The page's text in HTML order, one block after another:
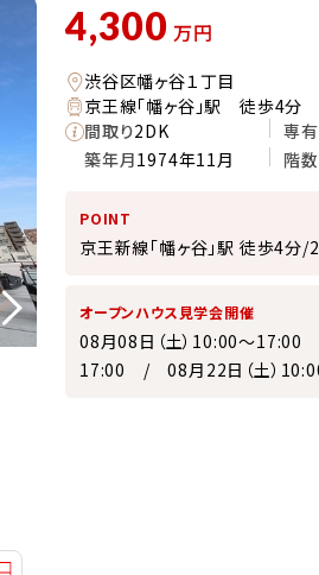
4,300 万円
渋谷区幡ヶ谷１丁目
京王線「幡ヶ谷」駅 徒歩4分
間取り2DK 専
築年月1974年11月 階数
POINT
京王新線「幡ヶ谷」駅 徒歩4分
オープンハウス見学会開催
08月08日（土）10:00～
17:00 / 08月22日（土）